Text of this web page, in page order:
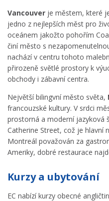
Vancouver je městem, které
jedno z nejlepších měst pro
oceánem jakožto pohořím
činí město s
nachází v centru tohoto
přirozeně světlé prostory k
obchody i zábavní centra.
Největší bilingvní město světa,
francouzské kultury. V srdci
prostorná a moderní jazyková
Catherine Street, což je hlavní
Montreál považován za
Ameriky, dobré restaurace
Kurzy a ubytování
EC nabízí kurzy obecné